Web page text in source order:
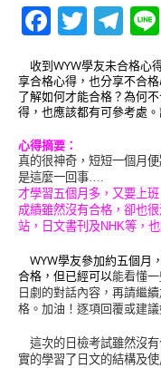
F
a
c
e
b
o
o
k
T
w
it
te
T
el
e
g
m
收到WYW學友未合格心
享合格心得，也分享不合
了解如何才能合格？為何
得，也應該都有可參考處。
心得摘要：
真的很神奇，短短一個月
是這麼一回事….
才學習五個月多，又要上
成績雖然沒有合格，卻也
站，日文書刊及 NHK等，
WYW學友參加約五個月
合格，但已經可以能看懂
日劇的對話內容，再請繼
格。加油！逐項回覆或建議
這次的日檢考試雖然沒
實的學習了日文的結構及